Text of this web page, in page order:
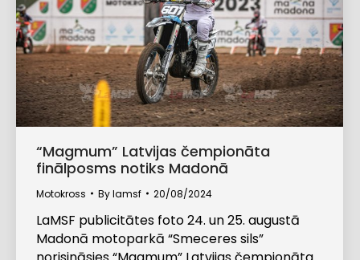
“Magmum” Latvijas čempionāta
finālposms notiks Madonā
Motokross Bylamsf 20/08/2024
LaMSF publicitātes foto 24. un 25. augustā
Madonā motoparkā “Smeceres sils”